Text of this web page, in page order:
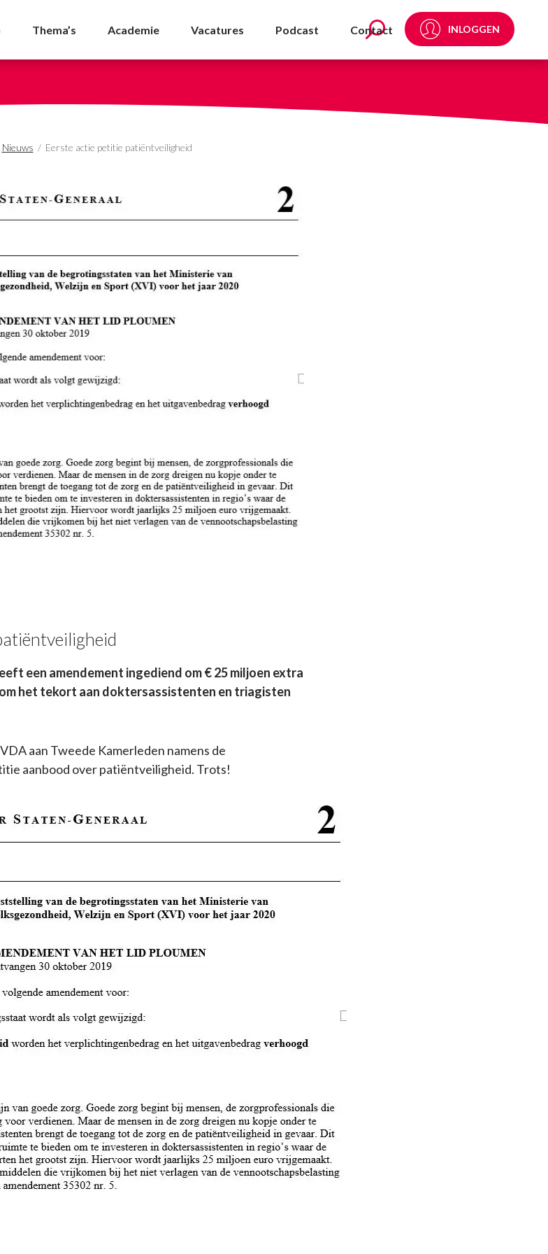
- NVDA
Thema’s Academie Vacatures Podcast Contact INLOGGEN
Nieuws / Eerste actie petitie patiëntveiligheid
een amendement ingediend om € 25 miljoen extra
het tekort aan doktersassistenten en triagisten
aan Tweede Kamerleden namens de
aanbood over patiëntveiligheid. Trots!